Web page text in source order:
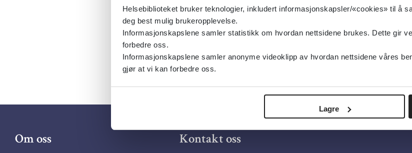
Helsebiblioteket bruker teknologier, inkludert informasjonskapsler/«cookies» til å
deg best mulig brukeropplevelse.
Informasjonskapslene samler statistikk om hvordan nettsidene brukes. Dette gir
forbedre oss.
Informasjonskapslene samler anonyme videoklipp av hvordan nettsidene våres
gjør at vi kan forbedre oss.
Lagre
Utgiver: Cochrane Library
Språk:Engelsk
Om oss Kontakt oss